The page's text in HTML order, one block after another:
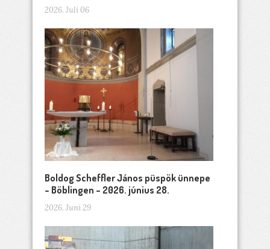
2026. Juli 06
Boldog Scheffler János püspök ünnepe
– Böblingen – 2026. június 28.
2026. Juni 29